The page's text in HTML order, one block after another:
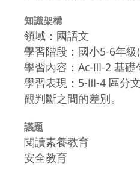
知識架構
領域：國語文
學習階段：國小5-6年級
學習內容：Ac-Ⅲ-2 基礎
學習表現：5-Ⅲ-4 區分
觀判斷之間的差別。
議題
閱讀素養教育
安全教育